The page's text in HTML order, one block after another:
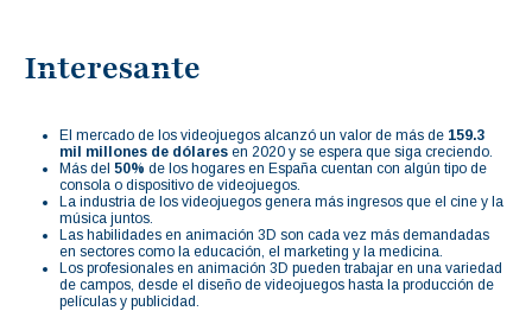
Interesante
El mercado de los videojuegos alcanzó un valor de más de 159.3
mil millones de dólares en 2020 y se espera que siga creciendo.
Más del 50% de los hogares en España cuentan con algún tipo de
consola o dispositivo de videojuegos.
La industria de los videojuegos genera más ingresos que el cine y la
música juntos.
Las habilidades en animación 3D son cada vez más demandadas
en sectores como la educación, el marketing y la medicina.
Los profesionales en animación 3D pueden trabajar en una variedad
de campos, desde el diseño de videojuegos hasta la producción de
películas y publicidad.